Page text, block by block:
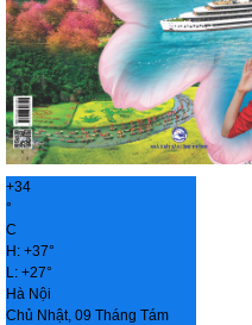
+34
°
C
H: +37°
L: +27°
Hà Nội
Chủ Nhật, 09 Tháng Tám